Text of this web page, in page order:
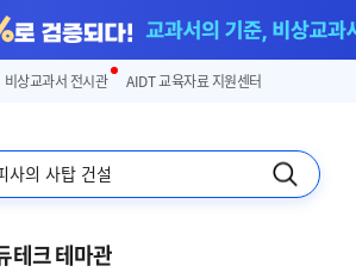
비상교과서 전시관 AIDT 교육자료 지원센터
사의 사탑 건설
테크 테마관